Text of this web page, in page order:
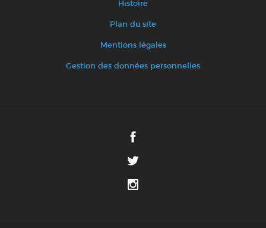
Histoire
Plan du site
Mentions légales
Gestion des données personnelles